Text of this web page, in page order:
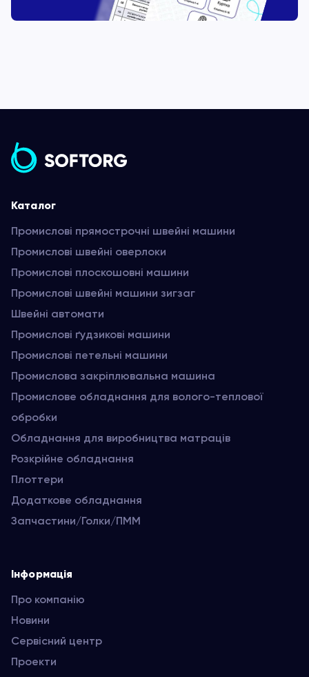
Каталог
Промислові прямострочні швейні машини
Промислові швейні оверлоки
Промислові плоскошовні машини
Промислові швейні машини зигзаг
Швейні автомати
Промислові ґудзикові машини
Промислові петельні машини
Промислова закріплювальна машина
Промислове обладнання для волого-теплової
обробки
Обладнання для виробництва матраців
Розкрійне обладнання
Плоттери
Додаткове обладнання
Запчастини/Голки/ПММ
Інформація
Про компанію
Новини
Сервісний центр
Проекти